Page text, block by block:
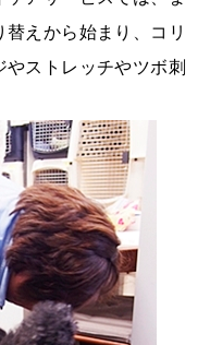
えから始まり、コリ
ストレッチやツボ刺